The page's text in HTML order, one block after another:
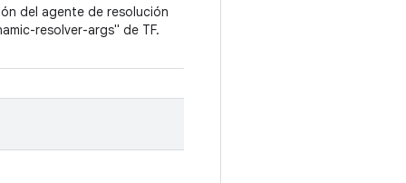
del agente de resolución
resolver-args" de TF.